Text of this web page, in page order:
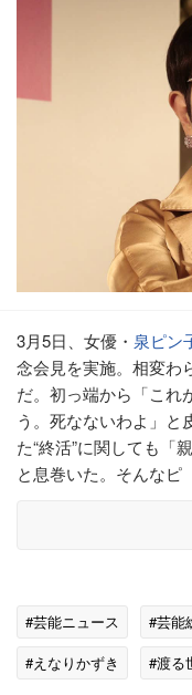
3月5日、女優・ 泉ピン
念会見を実施。相変わ
だ。初っ端から「これ
う。死なないわよ」と
た“終活”に関しても「
と息巻いた。そんなピ
#芸能ニュース #芸能
#えなりかずき
#渡る